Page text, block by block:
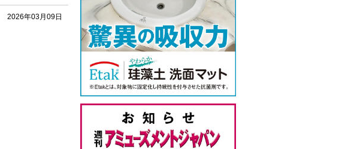
2026年03月09日